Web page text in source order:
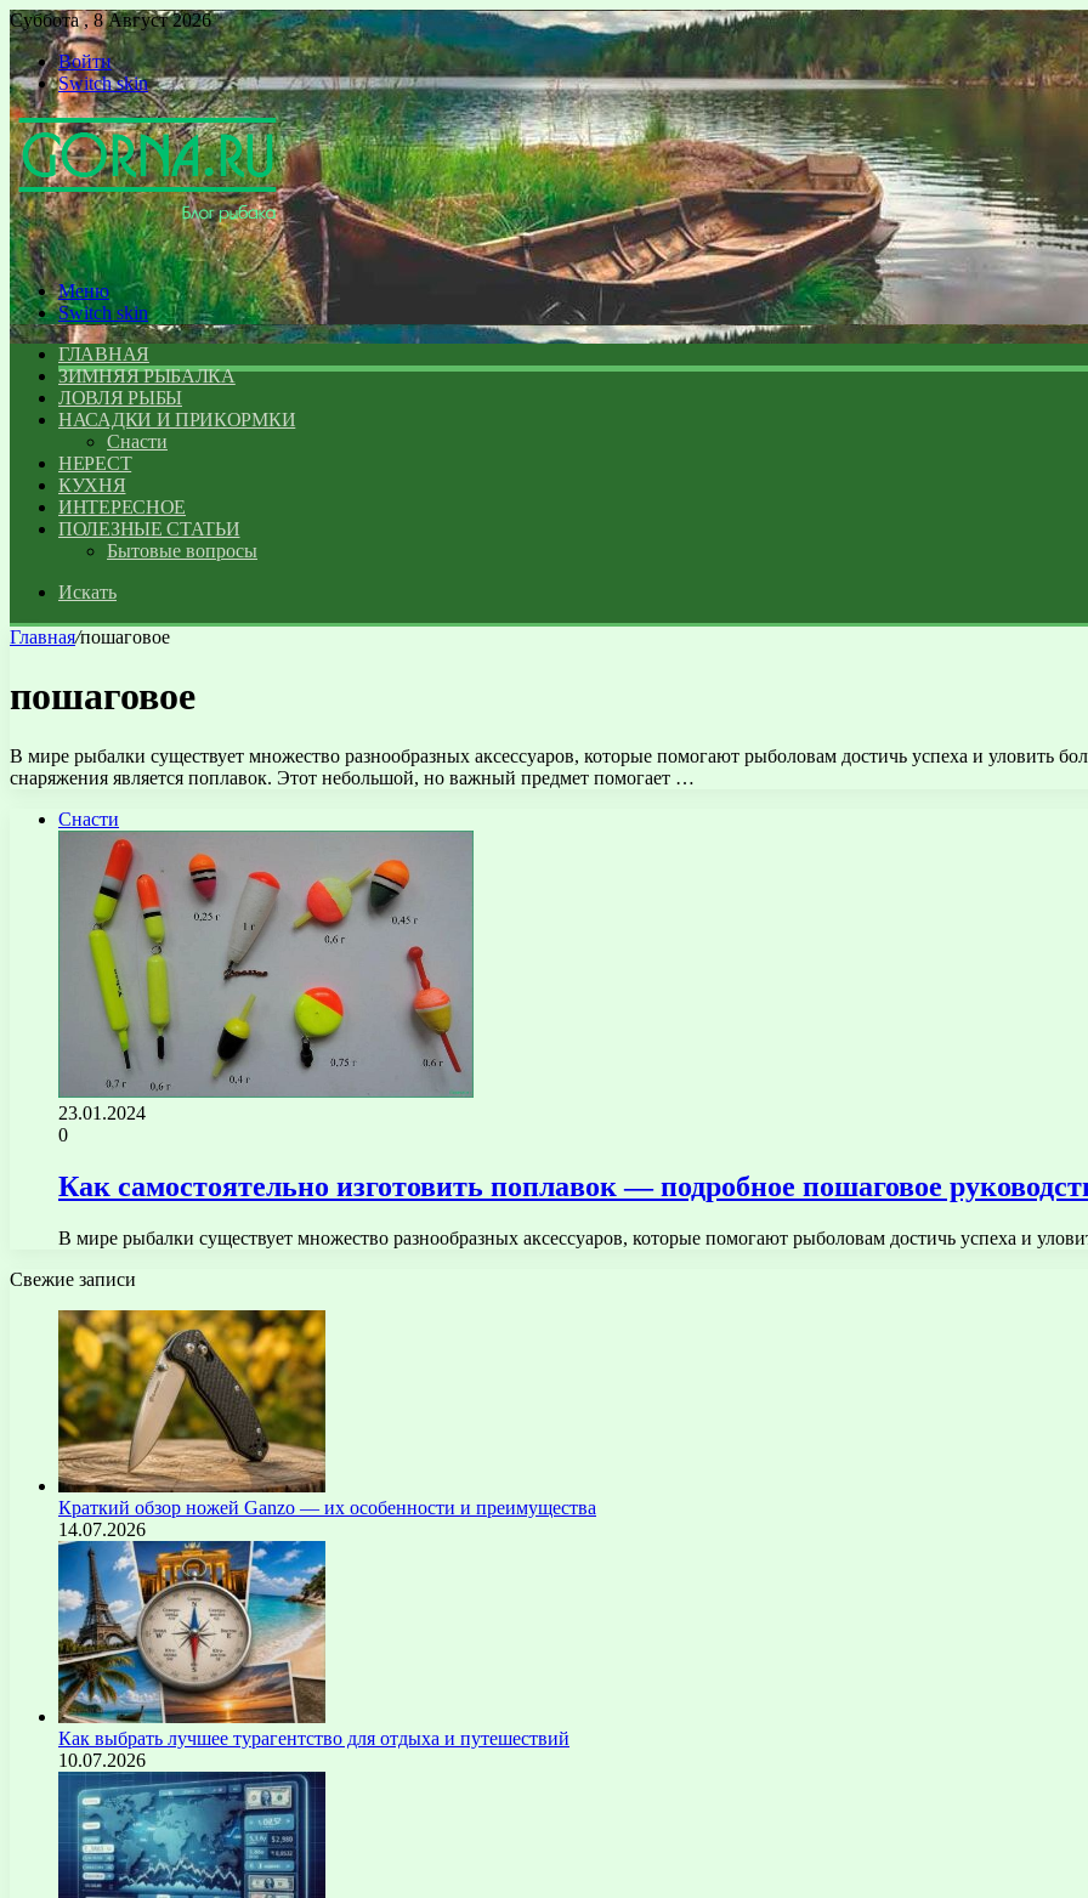
Суббота , 8 Август 2026
Войти
Switch skin
Меню
Switch skin
ГЛАВНАЯ
ЗИМНЯЯ РЫБАЛКА
ЛОВЛЯ РЫБЫ
НАСАДКИ И ПРИКОРМКИ
Снасти
НЕРЕСТ
КУХНЯ
ИНТЕРЕСНОЕ
ПОЛЕЗНЫЕ СТАТЬИ
Бытовые вопросы
Искать
Главная/пошаговое
пошаговое
В мире рыбалки существует множество разнообразных аксессуаров, которые помогают рыболовам достичь успеха и уловить
снаряжения является поплавок. Этот небольшой, но важный предмет помогает …
Снасти
23.01.2024
0
Как самостоятельно изготовить поплавок — подробное пошаговое
В мире рыбалки существует множество разнообразных аксессуаров, которые помогают рыболовам достичь успеха и
Свежие записи
Краткий обзор ножей Ganzo — их особенности и преимущества
14.07.2026
Как выбрать лучшее турагентство для отдыха и путешествий
10.07.2026